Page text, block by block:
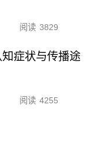
阅读 3829
症状与传播途
阅读 4255